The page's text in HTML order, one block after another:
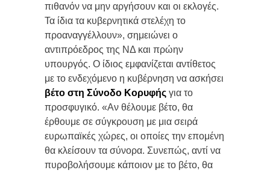
πιθανόν να μην αργήσουν και οι εκλογές.
Τα ίδια τα κυβερνητικά στελέχη το
προαναγγέλλουν», σημειώνει ο
αντιπρόεδρος της ΝΔ και πρώην
υπουργός. Ο ίδιος εμφανίζεται αντίθετος
με το ενδεχόμενο η κυβέρνηση να ασκήσει
βέτο στη Σύνοδο Κορυφής για το
προσφυγικό. «Αν θέλουμε βέτο, θα
έρθουμε σε σύγκρουση με μια σειρά
ευρωπαϊκές χώρες, οι οποίες την επομένη
θα κλείσουν τα σύνορα. Συνεπώς, αντί να
πυροβολήσουμε κάποιον με το βέτο, θα